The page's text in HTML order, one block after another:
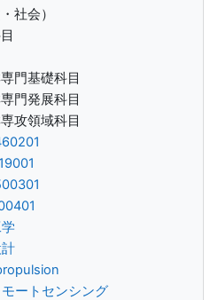
社会）
門基礎科目
門発展科目
攻領域科目
ートセンシング